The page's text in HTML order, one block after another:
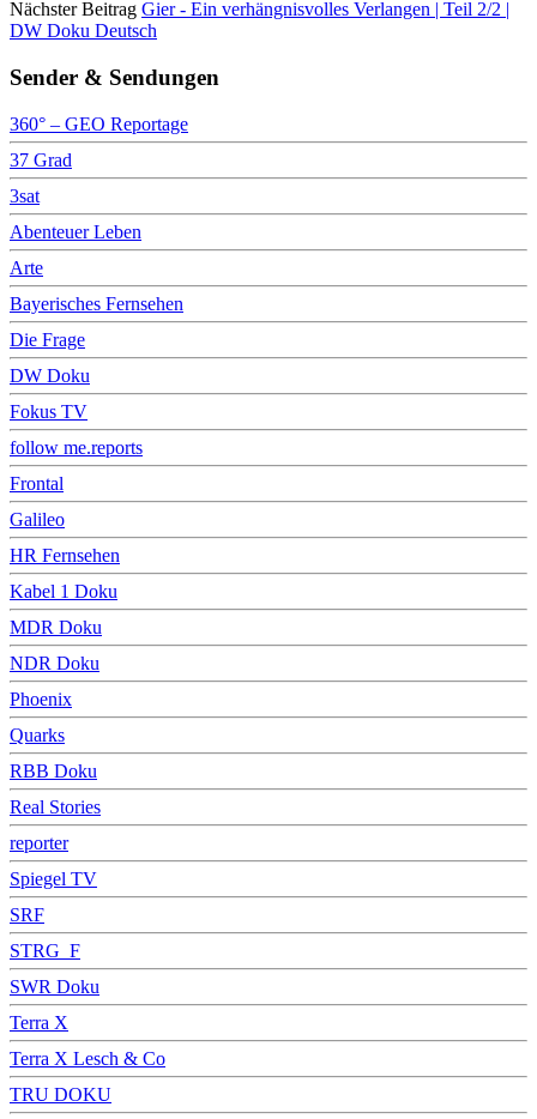
Nächster Beitrag Gier - Ein verhängnisvolles Verlangen | Teil 2/2 |
DW Doku Deutsch
Sender & Sendungen
360° – GEO Reportage
37 Grad
3sat
Abenteuer Leben
Arte
Bayerisches Fernsehen
Die Frage
DW Doku
Fokus TV
follow me.reports
Frontal
Galileo
HR Fernsehen
Kabel 1 Doku
MDR Doku
NDR Doku
Phoenix
Quarks
RBB Doku
Real Stories
reporter
Spiegel TV
SRF
STRG_F
SWR Doku
Terra X
Terra X Lesch & Co
TRU DOKU